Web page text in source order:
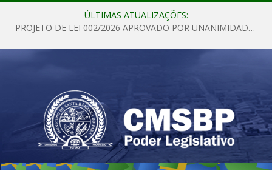
ÚLTIMAS ATUALIZAÇÕES:
PROJETO DE LEI 002/2026 APROVADO POR UNANIMIDADE EM SESSÃO ORDINÁRIA NESTA QUINTA – FEIRA 28 DE MAIO DE 2026